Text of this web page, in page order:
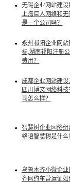
无锡企业网站建设
上海巨人网络和无
是一个公司吗？
永州祁阳企业网站
标,湖南祁阳注册
费用？
成都企业网站建设
四川博文网络科
司怎么样？
智慧树企业网络组
络语智慧树是什么
乌鲁木齐小微企业
齐网约车营运证如